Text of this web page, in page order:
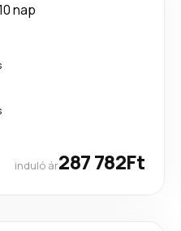
nap
induló ár287 782Ft